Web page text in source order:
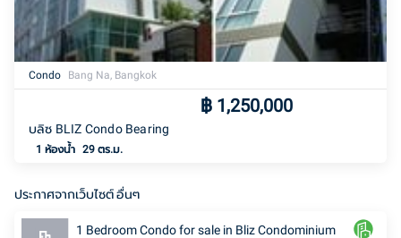
Condo Bang Na, Bangkok
฿ 1,250,000
บลิซ BLIZ Condo Bearing
1 ห้องน้ำ 29 ตร.ม.
ประกาศจากเว็บไซต์ อื่นๆ
1 Bedroom Condo for sale in Bliz Condominium